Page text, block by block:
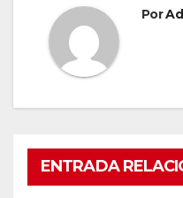
Por
ENTRADA